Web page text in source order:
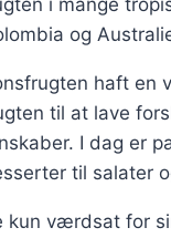
og
haft en
til at lave
I dag er
til salater
kun værdsat for